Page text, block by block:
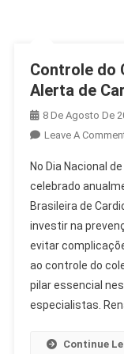
Controle do
Alerta de
8 De Agosto De
Leave A
No Dia Nacional
celebrado
Brasileira de
investir na
evitar
ao controle do
pilar essencial
especialistas.
Continue